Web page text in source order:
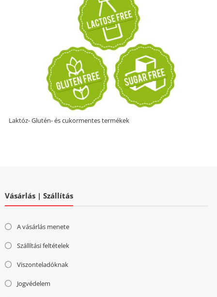
Laktóz- Glutén- és cukormentes termékek
Vásárlás | Szállítás
A vásárlás menete
Szállítási feltételek
Viszonteladóknak
Jogvédelem